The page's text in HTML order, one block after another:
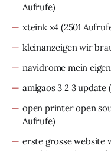
Aufrufe)
xteink x4 (2501
kleinanzeigen wir
navidrome mein
amigaos 3 2 3 update
open printer open
Aufrufe)
erste grosse website